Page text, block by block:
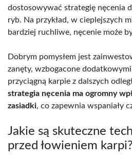
dostosowywać strategię nęcenia
ryb. Na przykład, w cieplejszych
bardziej ruchliwe, nęcenie może
Dobrym pomysłem jest
zanęty, wzbogacone
przyciągną karpie z dalszych
strategia nęcenia ma ogromny
zasiadki, co zapewnia wspaniały
Jakie są skuteczne
przed łowieniem karpi?